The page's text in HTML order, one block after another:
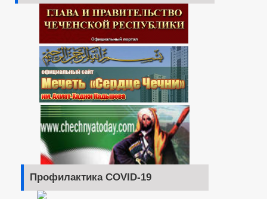
Профилактика COVID-19